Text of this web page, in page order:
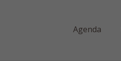
Agenda